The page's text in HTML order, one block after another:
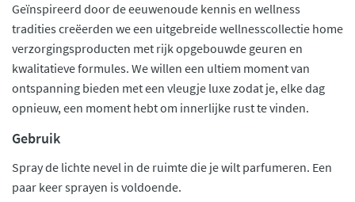
Geïnspireerd door de eeuwenoude kennis en wellness
tradities creëerden we een uitgebreide wellnesscollectie home
verzorgingsproducten met rijk opgebouwde geuren en
kwalitatieve formules. We willen een ultiem moment van
ontspanning bieden met een vleugje luxe zodat je, elke dag
opnieuw, een moment hebt om innerlijke rust te vinden.
Gebruik
Spray de lichte nevel in de ruimte die je wilt parfumeren. Een
paar keer sprayen is voldoende.